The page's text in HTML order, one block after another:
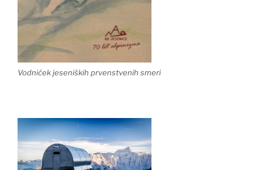
Vodniček jeseniških prvenstvenih smeri